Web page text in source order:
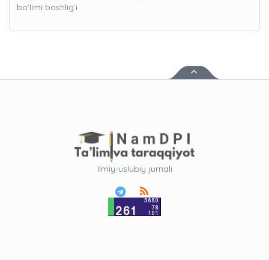
bo'limi boshlig’i
Ilmiy-uslubiy jurnali